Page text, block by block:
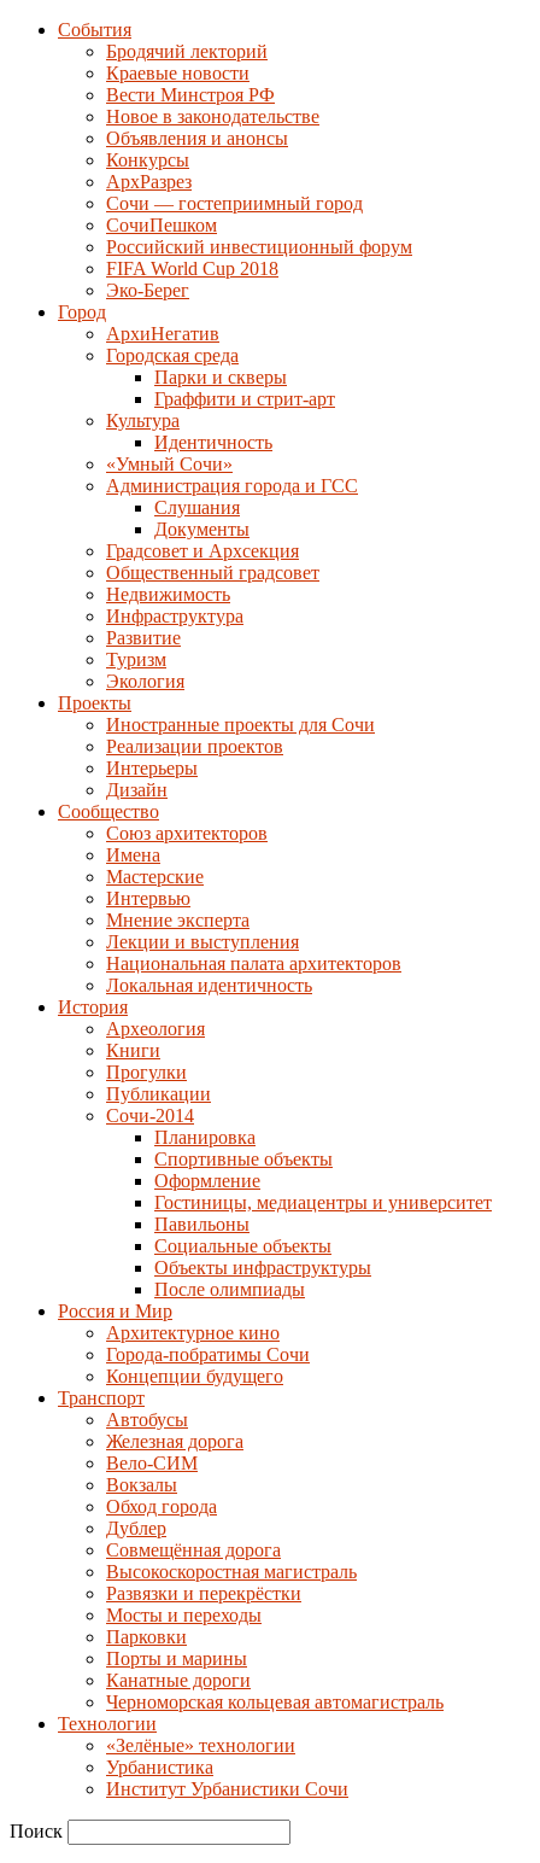
События
Бродячий лекторий
Краевые новости
Вести Минстроя РФ
Новое в законодательстве
Объявления и анонсы
Конкурсы
АрхРазрез
Сочи — гостеприимный город
СочиПешком
Российский инвестиционный форум
FIFA World Cup 2018
Эко-Берег
Город
АрхиНегатив
Городская среда
Парки и скверы
Граффити и стрит-арт
Культура
Идентичность
«Умный Сочи»
Администрация города и ГСС
Слушания
Документы
Градсовет и Архсекция
Общественный градсовет
Недвижимость
Инфраструктура
Развитие
Туризм
Экология
Проекты
Иностранные проекты для Сочи
Реализации проектов
Интерьеры
Дизайн
Сообщество
Союз архитекторов
Имена
Мастерские
Интервью
Мнение эксперта
Лекции и выступления
Национальная палата архитекторов
Локальная идентичность
История
Археология
Книги
Прогулки
Публикации
Сочи-2014
Планировка
Спортивные объекты
Оформление
Гостиницы, медиацентры и университет
Павильоны
Социальные объекты
Объекты инфраструктуры
После олимпиады
Россия и Мир
Архитектурное кино
Города-побратимы Сочи
Концепции будущего
Транспорт
Автобусы
Железная дорога
Вело-СИМ
Вокзалы
Обход города
Дублер
Совмещённая дорога
Высокоскоростная магистраль
Развязки и перекрёстки
Мосты и переходы
Парковки
Порты и марины
Канатные дороги
Черноморская кольцевая автомагистраль
Технологии
«Зелёные» технологии
Урбанистика
Институт Урбанистики Сочи
Поиск